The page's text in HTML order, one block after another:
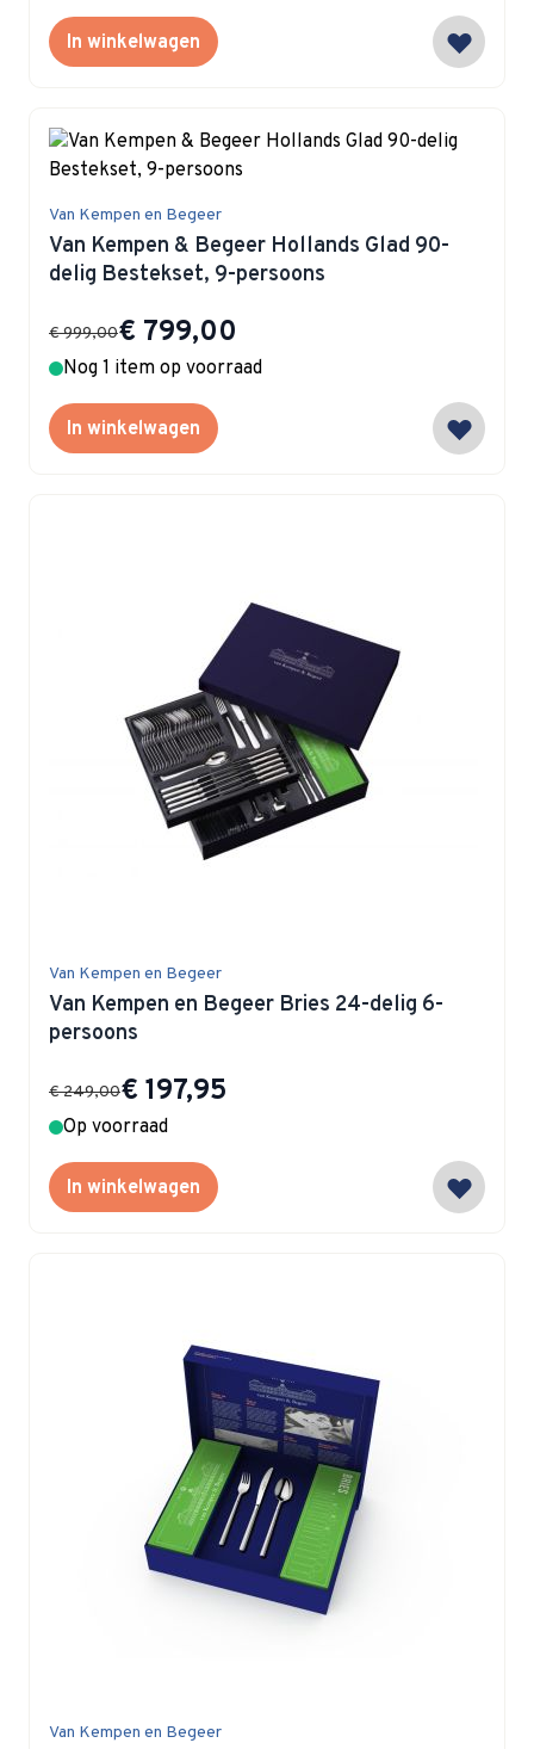
In winkelwagen
Van Kempen en Begeer
Van Kempen & Begeer Hollands Glad 90-
delig Bestekset, 9-persoons
Special Price
€ 799,00
€ 999,00
Nog 1 item op voorraad
In winkelwagen
Van Kempen en Begeer
Van Kempen en Begeer Bries 24-delig 6-
persoons
Special Price
€ 197,95
€ 249,00
Op voorraad
In winkelwagen
Van Kempen en Begeer